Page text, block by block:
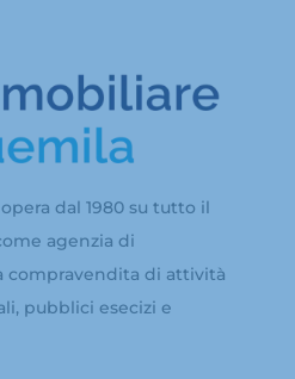
dal 1980 su tutto il
agenzia di
compravendita di attività
pubblici esecizi e